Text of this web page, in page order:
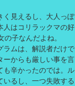
く見えるし、大人っぽ
人はコリラックマの好
の子なんだよね。
ラムは、解説者だけで
ーからも厳しい事を言
も辛かったのでは。ル
いるし、一つ失敗する